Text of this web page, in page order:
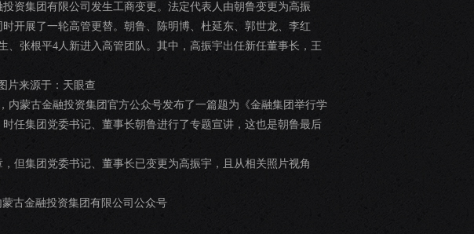
资集团有限公司发生工商变更。法定代表人由朝鲁变更为高振
开展了一轮高管更替。朝鲁、陈明博、杜延东、郭世龙、李红
、张根平4人新进入高管团队。其中，高振宇出任新任董事长，王
片来源于：天眼查
内蒙古金融投资集团官方公众号发布了一篇题为《金融集团举行学
任集团党委书记、董事长朝鲁进行了专题宣讲，这也是朝鲁最后
但集团党委书记、董事长已变更为高振宇，且从相关照片视角
古金融投资集团有限公司公众号